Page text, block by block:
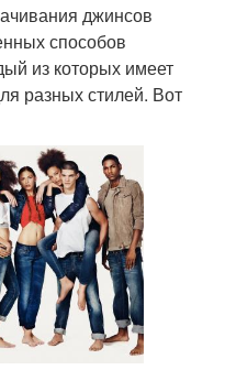
джинсов
способов
из которых имеет
разных стилей. Вот